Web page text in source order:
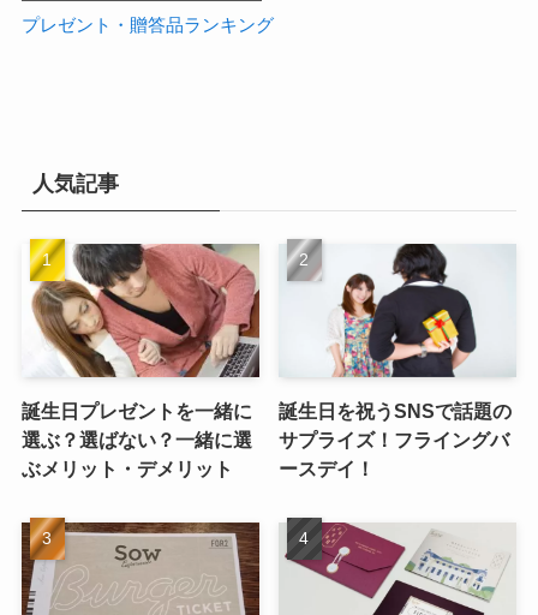
プレゼント・贈答品ランキング
人気記事
誕生日プレゼントを一緒に
選ぶ？選ばない？一緒に選
ぶメリット・デメリット
誕生日を祝うSNSで話題の
サプライズ！フライングバ
ースデイ！